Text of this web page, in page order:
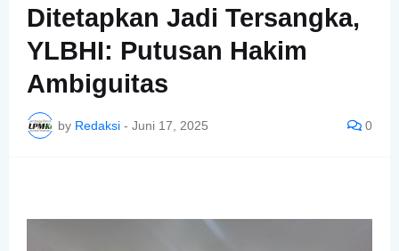
Ditetapkan Jadi Tersangka,
YLBHI: Putusan Hakim
Ambiguitas
by Redaksi - Juni 17, 2025 0